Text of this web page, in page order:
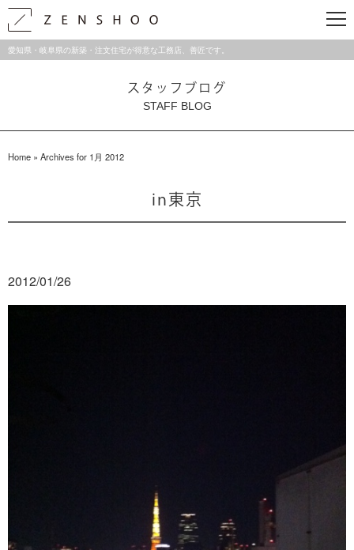
愛知県・岐阜県の新築・注文住宅が得意な工務店、善匠です。
スタッフブログ
STAFF BLOG
Home » Archives for 1月 2012
in東京
2012/01/26